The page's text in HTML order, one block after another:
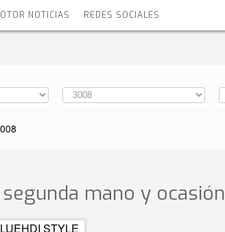
NOTICIAS REDES SOCIALES
segunda mano y ocasión